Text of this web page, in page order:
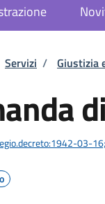
di
Servizi / Giustizia
03-